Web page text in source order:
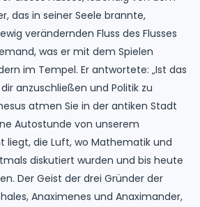
das in seiner Seele brannte,
verändernden Fluss des Flusses
was er mit dem Spielen
im Tempel. Er antwortete: „Ist das
anzuschließen und Politik zu
atmen Sie in der antiken Stadt
Autostunde von unserem
liegt, die Luft, wo Mathematik und
diskutiert wurden und bis heute
Der Geist der drei Gründer der
Anaximenes und Anaximander,